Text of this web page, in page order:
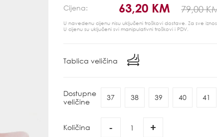
Cijena: 63,20 KM 79,00
U navedenu cijenu nisu uključeni troškovi dostave. Za sve
U cijenu su uključeni svi manipulativni troškovi i PDV.
Tablica veličina
Dostupne
veličine
37 38 39 40 41
Količina - +